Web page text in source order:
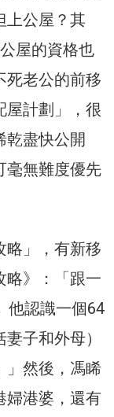
上公屋？其
屋的資格也
死老公的前移
屋計劃」，很
乾盡快公開
毫無難度優先
略」，有新移
略》：「跟一
他認識一個64
子和外母）
」然後，馮睎
婦港婆，還有